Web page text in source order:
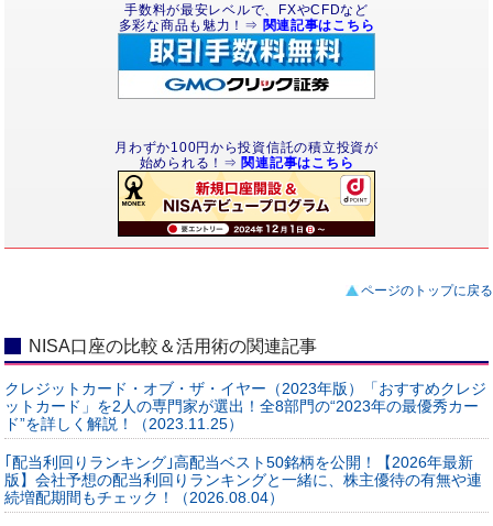
手数料が最安レベルで、FXやCFDなど
多彩な商品も魅力！⇒ 関連記事はこちら
月わずか100円から投資信託の積立投資が
始められる！⇒ 関連記事はこちら
ページのトップに戻る
NISA口座の比較＆活用術の関連記事
クレジットカード・オブ・ザ・イヤー（2023年版）「おすすめクレジ
ットカード」を2人の専門家が選出！全8部門の“2023年の最優秀カー
ド”を詳しく解説！（2023.11.25）
｢配当利回りランキング｣高配当ベスト50銘柄を公開！【2026年最新
版】会社予想の配当利回りランキングと一緒に、株主優待の有無や連
続増配期間もチェック！（2026.08.04）